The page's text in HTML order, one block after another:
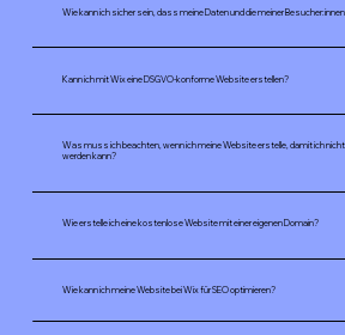
Wie kann ich sicher sein, dass meine Daten und die meiner
Kann ich mit Wix eine DSGVO-konforme Website erstellen?
Was muss ich beachten, wenn ich meine Website erstelle, damit ich
werden kann?
Wie erstelle ich eine kostenlose Website mit einer eigenen Domain?
Wie kann ich meine Website bei Wix für SEO optimieren?